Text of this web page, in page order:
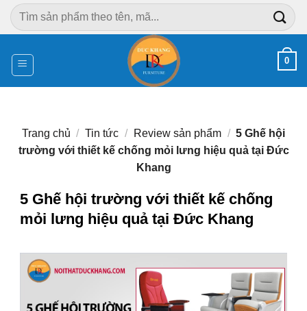
Chuyển
đến
dung
Tìm
kiếm:
0
Trang chủ / Tin tức / Review sản phẩm / 5 Ghế hội
trường với thiết kế chống mỏi lưng hiệu quả tại Đức
Khang
5 Ghế hội trường với thiết kế chống
mỏi lưng hiệu quả tại Đức Khang